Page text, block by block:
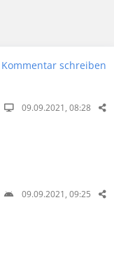
Kommentar schreiben
09.09.2021, 08:28
09.09.2021, 09:25